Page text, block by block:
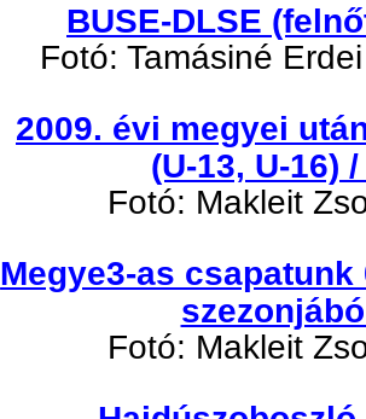
BUSE-DLSE
Fotó: Tamásiné
2009. évi megyei
(U-13, U-16)
Fotó: Makleit
Megye3-as
Fotó: Makleit